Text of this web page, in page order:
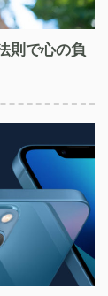
則で心の負